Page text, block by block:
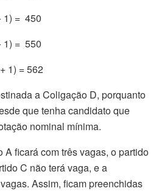
= 450
= 550
1) = 562
a Coligação D, porquanto
que tenha candidato que
nominal mínima.
A ficará com três vagas, o partido
C não terá vaga, e a
Assim, ficam preenchidas